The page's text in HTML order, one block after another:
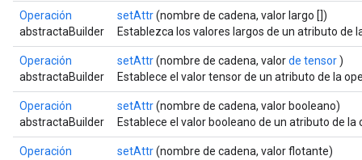
Operación
abstractaBuilder
setAttr(nombre de cadena, valor largo [])
Establezca los valores largos de un atributo de
Operación
abstractaBuilder
setAttr(nombre de cadena, valorde tensor)
Establece el valor tensor de un atributo de la
Operación
abstractaBuilder
setAttr(nombre de cadena, valor booleano)
Establece el valor booleano de un atributo de
Operación
setAttr(nombre de cadena, valor flotante)